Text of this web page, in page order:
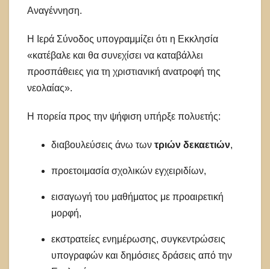
Αναγέννηση.
Η Ιερά Σύνοδος υπογραμμίζει ότι η Εκκλησία
«κατέβαλε και θα συνεχίσει να καταβάλλει
προσπάθειες για τη χριστιανική ανατροφή της
νεολαίας».
Η πορεία προς την ψήφιση υπήρξε πολυετής:
διαβουλεύσεις άνω των τριών δεκαετιών,
προετοιμασία σχολικών εγχειριδίων,
εισαγωγή του μαθήματος με προαιρετική
μορφή,
εκστρατείες ενημέρωσης, συγκεντρώσεις
υπογραφών και δημόσιες δράσεις από την